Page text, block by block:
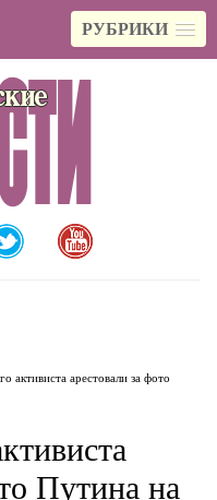
РУБРИКИ
активиста арестовали за фото
Путина на